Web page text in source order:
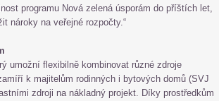
programu Nová zelená úsporám do příštích let,
nároky na veřejné rozpočty.“
umožní flexibilně kombinovat různé zdroje
k majitelům rodinných i bytových domů (SVJ
zdroji na nákladný projekt. Díky prostředkům